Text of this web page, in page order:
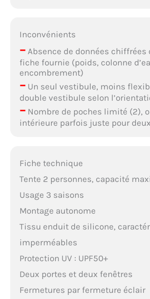
Inconvénients
–Absence de données chiffrées
fiche fournie (poids, colonne
encombrement)
–Un seul vestibule, moins
double vestibule selon
–Nombre de poches limité (2),
intérieure parfois juste pour deux
Fiche technique
Tente 2 personnes, capacité
Usage 3 saisons
Montage autonome
Tissu enduit de silicone,
imperméables
Protection UV : UPF50+
Deux portes et deux fenêtres
Fermetures par fermeture éclair